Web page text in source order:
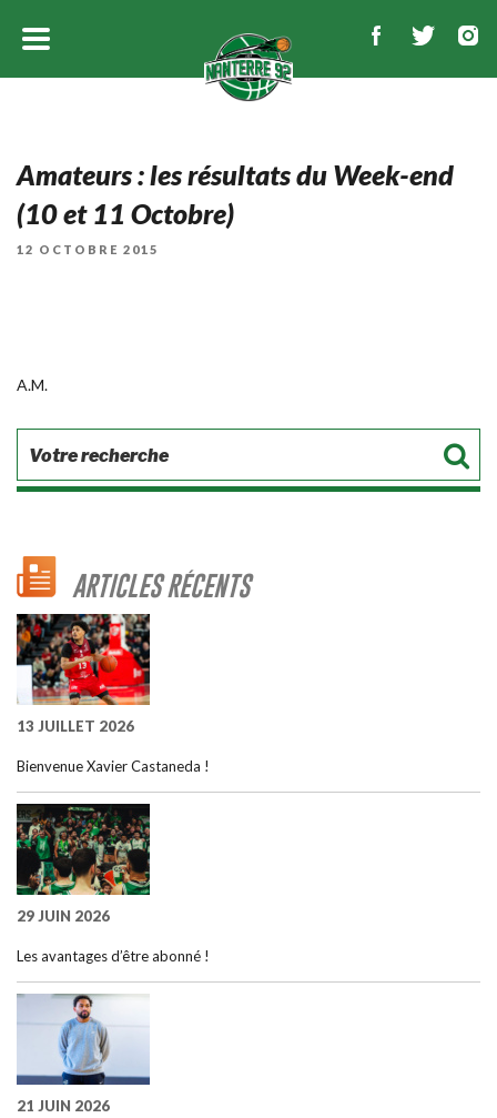
Amateurs : les résultats du Week-end
(10 et 11 Octobre)
PUBLIÉ
12 OCTOBRE 2015
A.M.
ARTICLES RÉCENTS
13 JUILLET 2026
Bienvenue Xavier Castaneda !
29 JUIN 2026
Les avantages d’être abonné !
21 JUIN 2026